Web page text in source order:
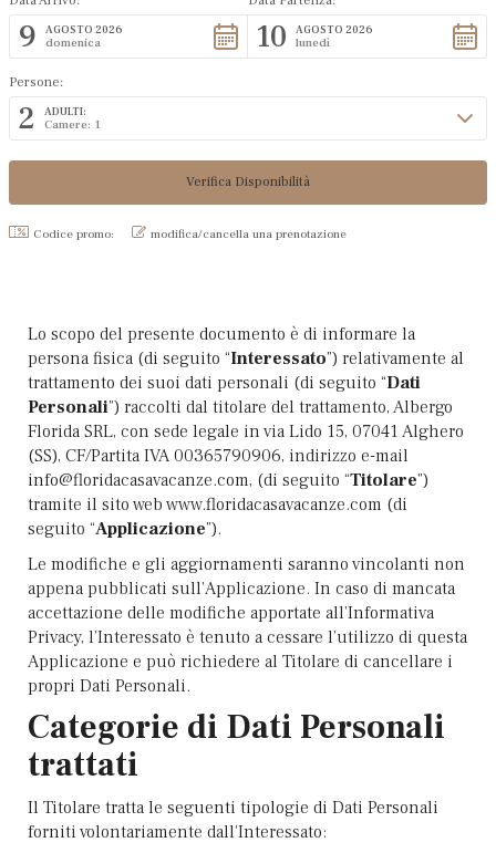
9 AGOSTO 2026
domenica 10 AGOSTO 2026
lunedì
Persone:
2 ADULTI:
Camere: 1
Codice promo: modifica/cancella una prenotazione
Lo scopo del presente documento è di informare la
persona fisica (di seguito “Interessato”) relativamente al
trattamento dei suoi dati personali (di seguito “Dati
Personali”) raccolti dal titolare del trattamento, Albergo
Florida SRL, con sede legale in via Lido 15, 07041 Alghero
(SS), CF/Partita IVA 00365790906, indirizzo e-mail
info@floridacasavacanze.com, (di seguito “Titolare”)
tramite il sito web www.floridacasavacanze.com (di
seguito “Applicazione”).
Le modifiche e gli aggiornamenti saranno vincolanti non
appena pubblicati sull’Applicazione. In caso di mancata
accettazione delle modifiche apportate all’Informativa
Privacy, l’Interessato è tenuto a cessare l’utilizzo di questa
Applicazione e può richiedere al Titolare di cancellare i
propri Dati Personali.
Categorie di Dati Personali
trattati
Il Titolare tratta le seguenti tipologie di Dati Personali
forniti volontariamente dall’Interessato: